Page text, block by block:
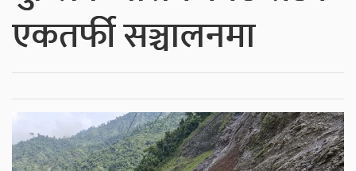
एकतर्फी सञ्चालनमा